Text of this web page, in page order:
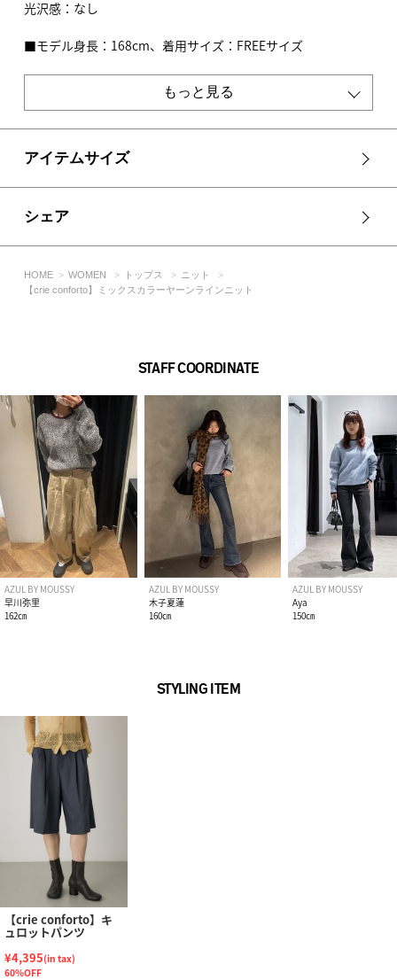
光沢感：なし
■モデル身長：168cm、着用サイズ：FREEサイズ
※画像の商品はサンプルです。実際の商品と仕様、加工が若干
り、実物と色味が異なる場合がございます。
もっと見る
アイテムサイズ
シェア
HOME WOMEN トップス
ニット
【crie conforto】ミックスカラーヤーンラインニット
STAFF COORDINATE
AZUL BY MOUSSY
早川弥里
162㎝
AZUL BY MOUSSY
木子夏蓮
160㎝
AZUL BY MOUSSY
Aya
150㎝
STYLING ITEM
【crie conforto】キ
ュロットパンツ
¥4,395(in tax)
60%OFF